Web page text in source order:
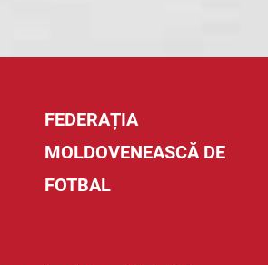
FEDERAȚIA
MOLDOVENEASCĂ DE
FOTBAL